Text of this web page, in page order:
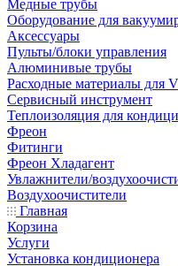
Медные трубы
Оборудование для
Аксессуары
Пульты/блоки управления
Алюминивые трубы
Расходные материалы для
Сервисный инструмент
Теплоизоляция для
Фреон
Фитинги
Фреон Хладагент
Увлажнители/
Воздухоочистители
Главная
Корзина
Услуги
Установка кондиционера